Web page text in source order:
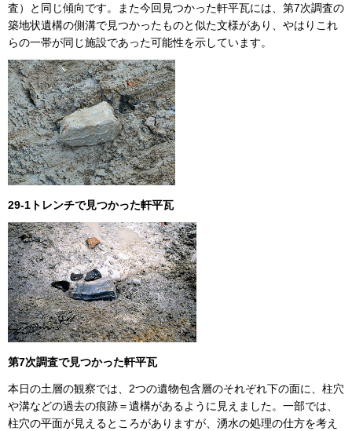
査）と同じ傾向です。また今回見つかった軒平瓦には、第7次調査の
築地状遺構の側溝で見つかったものと似た文様があり、やはりこれ
らの一帯が同じ施設であった可能性を示しています。
29-1トレンチで見つかった軒平瓦
第7次調査で見つかった軒平瓦
本日の土層の観察では、2つの遺物包含層のそれぞれ下の面に、柱穴
や溝などの過去の痕跡＝遺構があるように見えました。一部では、
柱穴の平面が見えるところがありますが、湧水の処理の仕方を考え